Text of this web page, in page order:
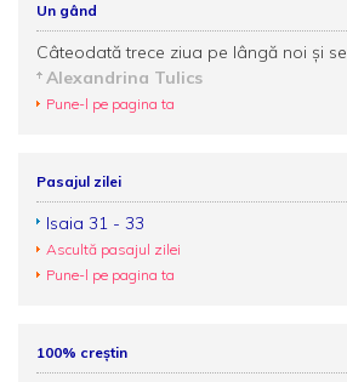
Un gând
Câteodată trece ziua pe lângă noi și
Alexandrina Tulics
Pune-l pe pagina ta
Pasajul zilei
Isaia 31 - 33
Ascultă pasajul zilei
Pune-l pe pagina ta
100% creștin